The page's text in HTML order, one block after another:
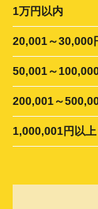
1万円以内
20,001～30,000
50,001～
200,001～
1,000,001円以上